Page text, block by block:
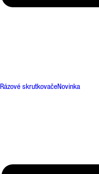
Rázové skrutkovačeNovinka